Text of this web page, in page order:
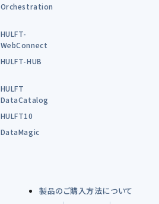
Orchestration
HULFT-
WebConnect
HULFT-HUB
HULFT
DataCatalog
HULFT10
DataMagic
製品のご購入方法について